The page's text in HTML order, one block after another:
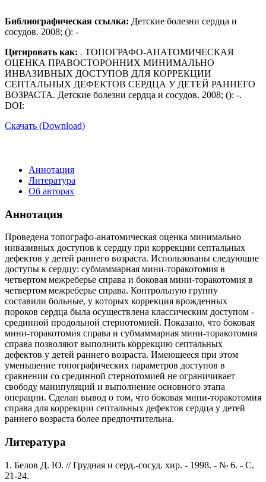
Библиографическая ссылка: Детские болезни сердца и
сосудов. 2008; (): -
Цитировать как: . ТОПОГРАФО-АНАТОМИЧЕСКАЯ
ОЦЕНКА ПРАВОСТОРОННИХ МИНИМАЛЬНО
ИНВАЗИВНЫХ ДОСТУПОВ ДЛЯ КОРРЕКЦИИ
СЕПТАЛЬНЫХ ДЕФЕКТОВ СЕРДЦА У ДЕТЕЙ РАННЕГО
ВОЗРАСТА. Детские болезни сердца и сосудов. 2008; (): -.
DOI:
Скачать (Download)
Аннотация
Литература
Об авторах
Аннотация
Проведена топографо-анатомическая оценка минимально
инвазивных доступов к сердцу при коррекции септальных
дефектов у детей раннего возраста. Использованы следующие
доступы к сердцу: субмаммарная мини-торакотомия в
четвертом межреберье справа и боковая мини-торакотомия в
четвертом межреберье справа. Контрольную группу
составили больные, у которых коррекция врожденных
пороков сердца была осуществлена классическим доступом -
срединной продольной стернотомией. Показано, что боковая
мини-торакотомия справа и субмаммарная мини-торакотомия
справа позволяют выполнить коррекцию септальных
дефектов у детей раннего возраста. Имеющееся при этом
уменьшение топографических параметров доступов в
сравнении со срединной стернотомией не ограничивает
свободу манипуляций и выполнение основного этапа
операции. Сделан вывод о том, что боковая мини-торакотомия
справа для коррекции септальных дефектов сердца у детей
раннего возраста более предпочтительна.
Литература
1. Белов Д. Ю. // Грудная и серд.-сосуд. хир. - 1998. - № 6. - С.
21-24.